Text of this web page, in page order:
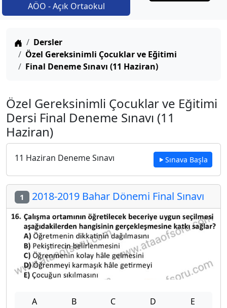
AÖO - Açık Ortaokul
Anasayfa
Dersler
Özel Gereksinimli Çocuklar ve Eğitimi
Final Deneme Sınavı (11 Haziran)
Özel Gereksinimli Çocuklar ve Eğitimi
Dersi Final Deneme Sınavı (11
Haziran)
11 Haziran Deneme Sınavı Sınava Başla
1 2018-2019 Bahar Dönemi Final Sınavı
A B C D E